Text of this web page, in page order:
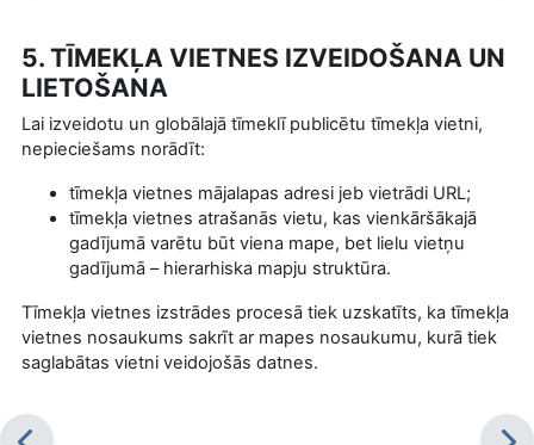
5. TĪMEKĻA VIETNES IZVEIDOŠANA UN
LIETOŠANA
Lai izveidotu un globālajā tīmeklī publicētu tīmekļa vietni,
nepieciešams norādīt:
tīmekļa vietnes mājalapas adresi jeb vietrādi URL;
tīmekļa vietnes atrašanās vietu, kas vienkāršākajā
gadījumā varētu būt viena mape, bet lielu vietņu
gadījumā – hierarhiska mapju struktūra.
Tīmekļa vietnes izstrādes procesā tiek uzskatīts, ka tīmekļa
vietnes nosaukums sakrīt ar mapes nosaukumu, kurā tiek
saglabātas vietni veidojošās datnes.